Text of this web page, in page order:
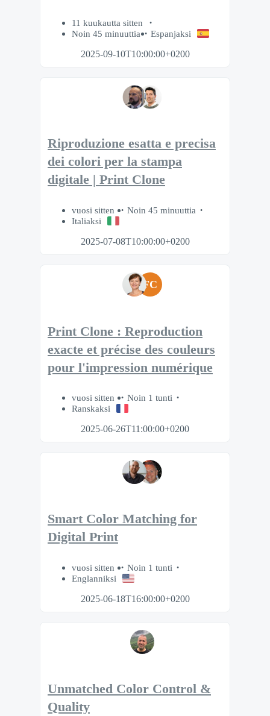
11 kuukautta sitten
Noin 45 minuuttia
Espanjaksi
2025-09-10T10:00:00+0200
Riproduzione esatta e precisa
dei colori per la stampa
digitale | Print Clone
vuosi sitten
Noin 45 minuuttia
Italiaksi
2025-07-08T10:00:00+0200
FC
Print Clone : Reproduction
exacte et précise des couleurs
pour l'impression numérique
vuosi sitten
Noin 1 tunti
Ranskaksi
2025-06-26T11:00:00+0200
Smart Color Matching for
Digital Print
vuosi sitten
Noin 1 tunti
Englanniksi
2025-06-18T16:00:00+0200
Unmatched Color Control &
Quality